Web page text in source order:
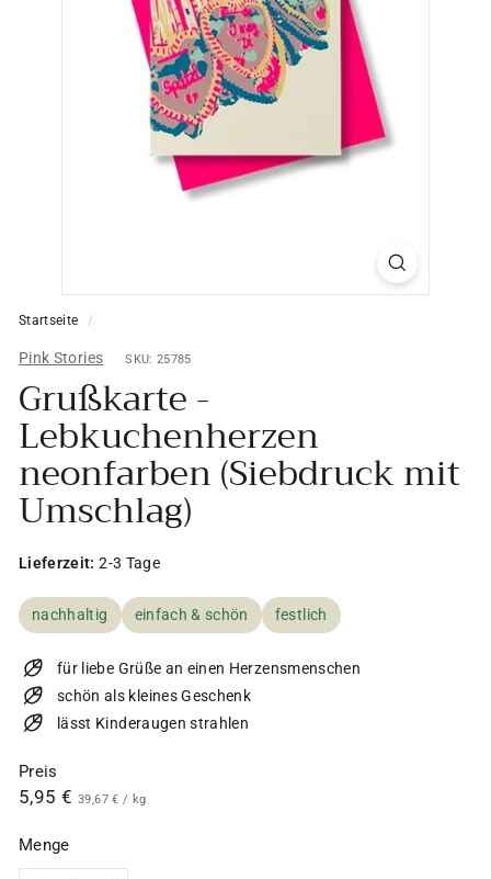
Startseite /
Pink Stories SKU: 25785
Grußkarte -
Lebkuchenherzen
neonfarben (Siebdruck mit
Umschlag)
Lieferzeit: 2-3 Tage
nachhaltig einfach & schön festlich
für liebe Grüße an einen Herzensmenschen
schön als kleines Geschenk
lässt Kinderaugen strahlen
Preis
Normaler
5,95 € 5,95
39,67 € 39,67
/ kg
Menge